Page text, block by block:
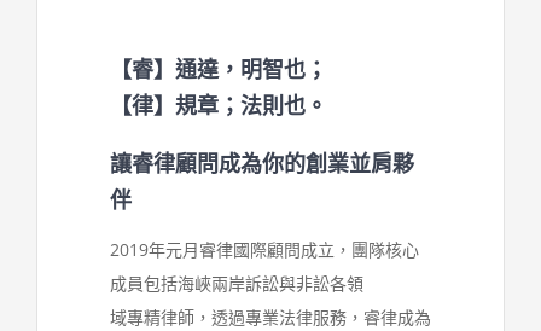
【睿】通達，明智也；
【律】規章；法則也。
讓睿律顧問成為你的創業並肩夥
伴
2019年元月睿律國際顧問成立，團隊核心
成員包括海峽兩岸訴訟與非訟各領
域專精律師，透過專業法律服務，睿律成為